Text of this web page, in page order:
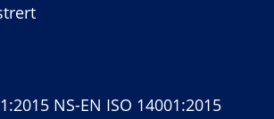
NS-EN ISO 14001:2015